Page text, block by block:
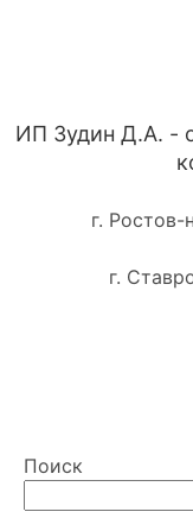
ИП Зудин Д.А. -
г. Ростов-
г.
Поиск